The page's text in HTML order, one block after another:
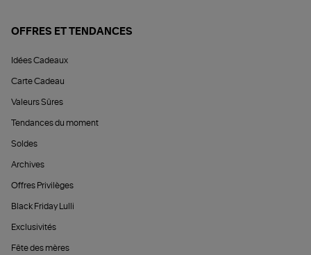
OFFRES ET TENDANCES
Idées Cadeaux
Carte Cadeau
Valeurs Sûres
Tendances du moment
Soldes
Archives
Offres Privilèges
Black Friday Lulli
Exclusivités
Fête des mères